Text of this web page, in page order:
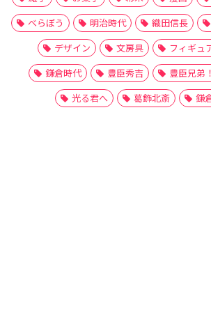
べらぼう
明治時代 織田信長
デザイン
文房具 フィギュ
鎌倉時代
豊臣秀吉 豊臣兄弟！
光る君へ
葛飾北斎 鎌